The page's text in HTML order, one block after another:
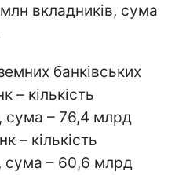
вкладників, сума
банківських
– кількість
сума – 76,4 млрд
– кількість
сума – 60,6 млрд